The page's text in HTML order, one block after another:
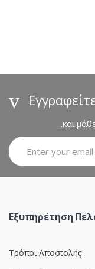
d
...και
Εξυπηρέτηση
Τρόποι Αποστολής